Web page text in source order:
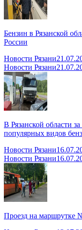
Бензин в Рязанской
России
Новости Рязани
Новости Рязани
В Рязанской области
популярных видов
Новости Рязани
Новости Рязани
Проезд на маршрутке